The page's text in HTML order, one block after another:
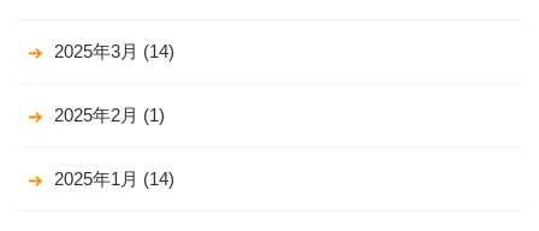
2025年3月 (14)
2025年2月 (1)
2025年1月 (14)